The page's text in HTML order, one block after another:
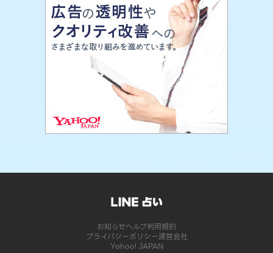
お知らせヘルプ利用規約
プライバシーポリシー運営会社
Yahoo! JAPAN